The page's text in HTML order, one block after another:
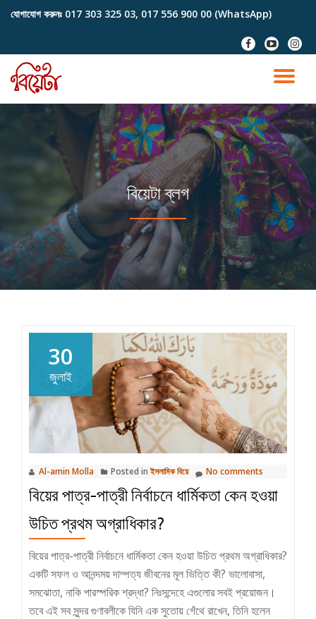
content
যোগাযোগ করুনঃ 017 303 325 03, 017 556 900 00 (WhatsApp)
fa-
facebook
fa-
youtube-
play
fa-
বিয়েটা ব্লগ
30
জুলাই
Al-amin Molla Posted in ইসলামিক বিয়ে No comments
বিয়ের পাত্র-পাত্রী নির্বাচনে ধার্মিকতা কেন হওয়া
উচিত প্রথম অগ্রাধিকার?
বিয়ের পাত্র-পাত্রী নির্বাচনে ধার্মিকতা কেন হওয়া উচিত প্রথম অগ্রাধিকার?
একটি সফল ও আনন্দময় দাম্পত্য জীবনের মূল ভিত্তি কী? ভালোবাসা,
সমঝোতা, নাকি পারস্পরিক শ্রদ্ধা? নিঃসন্দেহে এগুলোর সবই প্রয়োজন।
তবে এই সব সুন্দর গুণাবলীকে যিনি এক সুতোয় গেঁথে রাখেন, তিনি হলেন